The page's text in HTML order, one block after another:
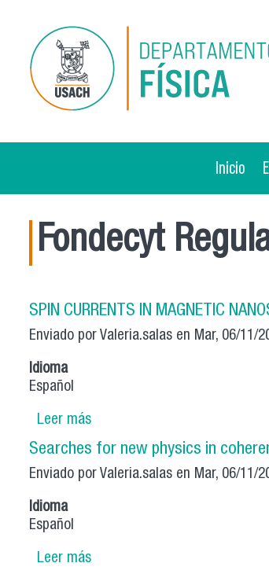
Inicio
Fondecyt
SPIN CURRENTS IN MAGNETIC
Enviado por Valeria.salas en Mar, 06/11/
Idioma
Español
Leer mássobre SPIN CURRENTS IN
Searches for new physics in
Enviado por Valeria.salas en Mar, 06/11/
Idioma
Español
Leer mássobre Searches for new